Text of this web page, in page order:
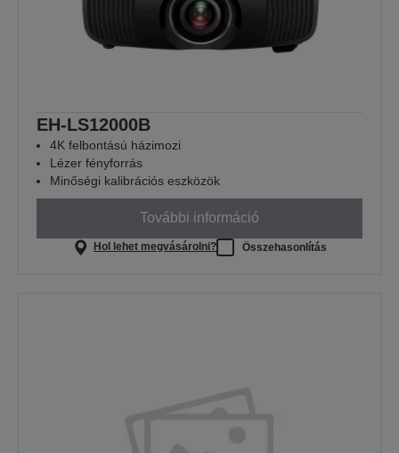
EH-LS12000B
4K felbontású házimozi
Lézer fényforrás
Minőségi kalibrációs eszközök
További információ
Hol lehet megvásárolni? Összehasonlítás